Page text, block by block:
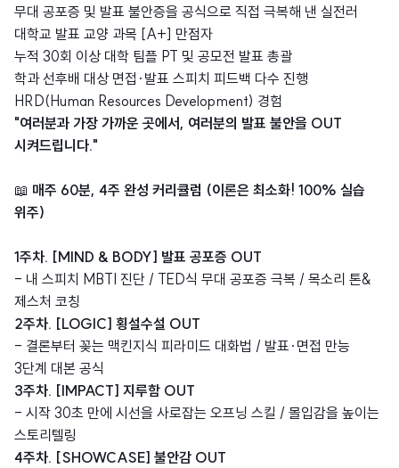
무대 공포증 및 발표 불안증을 공식으로 직접 극복해 낸 실전러
대학교 발표 교양 과목 [A+] 만점자
누적 30회 이상 대학 팀플 PT 및 공모전 발표 총괄
학과 선후배 대상 면접·발표 스피치 피드백 다수 진행
HRD(Human Resources Development) 경험
"여러분과 가장 가까운 곳에서, 여러분의 발표 불안을 OUT
시켜드립니다."
📖 매주 60분, 4주 완성 커리큘럼 (이론은 최소화! 100% 실습
위주)
1주차. [MIND & BODY] 발표 공포증 OUT
- 내 스피치 MBTI 진단 / TED식 무대 공포증 극복 / 목소리 톤&
제스처 코칭
2주차. [LOGIC] 횡설수설 OUT
- 결론부터 꽂는 맥킨지식 피라미드 대화법 / 발표·면접 만능
3단계 대본 공식
3주차. [IMPACT] 지루함 OUT
- 시작 30초 만에 시선을 사로잡는 오프닝 스킬 / 몰입감을 높이는
스토리텔링
4주차. [SHOWCASE] 불안감 OUT